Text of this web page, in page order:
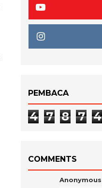
PEMBACA
4 7 8 7 4
COMMENTS
Anonymous